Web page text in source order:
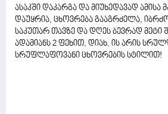
ასაკში დაკარგა და მიუხედავად ამისა
დაუყრია, ცხოვრება გააგრძელა,
საკუთარ თავზე და დღეს ბევრად მეტი
ადამიანს 2 ფეხით, დიახ, ის არის
სრუფლაფოვანი ცხოვრების სტილით!